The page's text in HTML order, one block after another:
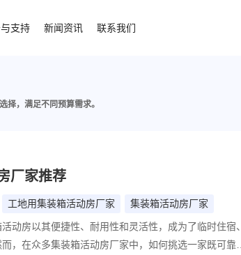
支持 新闻资讯 联系我们
择，满足不同预算需求。
厂家推荐
工地用集装箱活动房厂家 集装箱活动房厂家
动房以其便捷性、耐用性和灵活性，成为了临时住宿、
，在众多集装箱活动房厂家中，如何挑选一家既可靠又